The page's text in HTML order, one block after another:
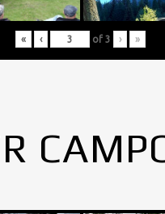
« ‹ of 3 › »